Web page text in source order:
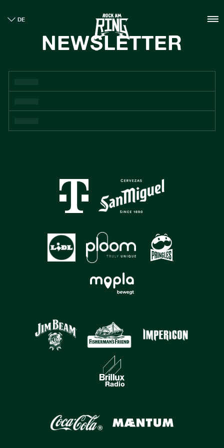
DE HOME
TICKETS
INFO
NEWS
NACHHALTIGKEIT
BOUTIQUE
NEWSLETTER
SPONSOREN